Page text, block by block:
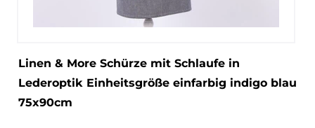
Linen & More Schürze mit Schlaufe in
Lederoptik Einheitsgröße einfarbig indigo blau
75x90cm